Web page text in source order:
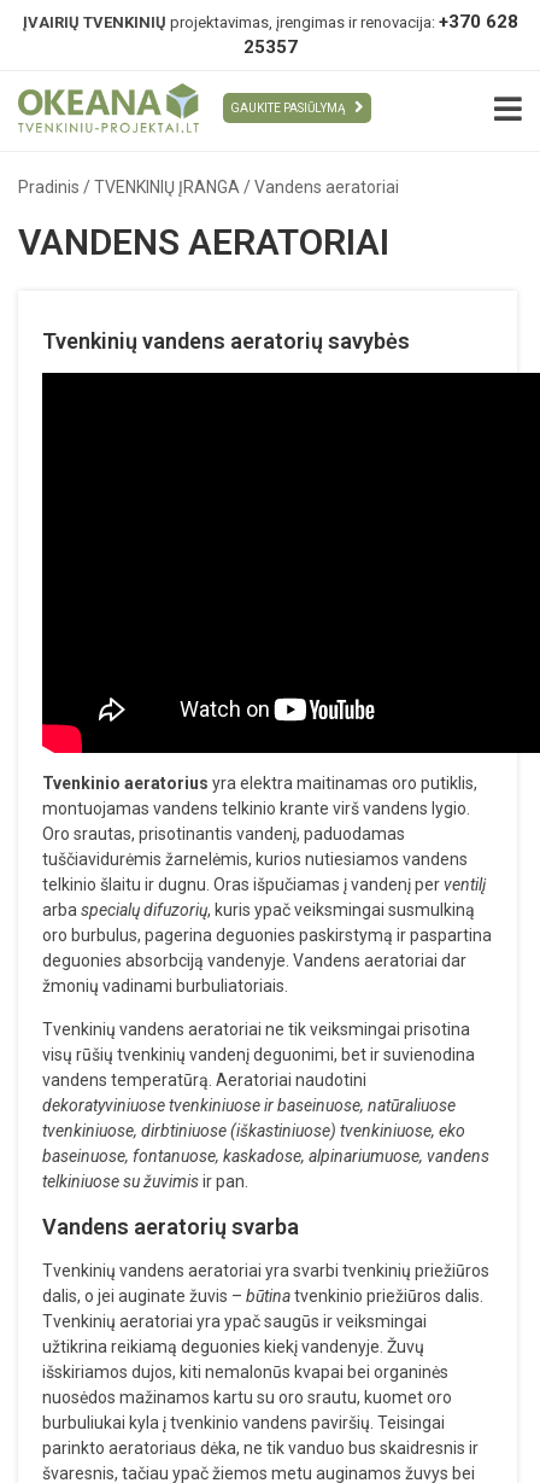
ĮVAIRIŲ TVENKINIŲ projektavimas, įrengimas ir renovacija: +370 628
25357
GAUKITE PASIŪLYMĄ
Pradinis /TVENKINIŲ ĮRANGA /Vandens aeratoriai
VANDENS AERATORIAI
Tvenkinių vandens aeratorių savybės
Tvenkinio aeratorius yra elektra maitinamas oro putiklis,
montuojamas vandens telkinio krante virš vandens lygio.
Oro srautas, prisotinantis vandenį, paduodamas
tuščiavidurėmis žarnelėmis, kurios nutiesiamos vandens
telkinio šlaitu ir dugnu. Oras išpučiamas į vandenį perventilį
arba specialų difuzorių, kuris ypač veiksmingai susmulkiną
oro burbulus, pagerina deguonies paskirstymą ir paspartina
deguonies absorbciją vandenyje. Vandens aeratoriai dar
žmonių vadinami burbuliatoriais.
Tvenkinių vandens aeratoriai ne tik veiksmingai prisotina
visų rūšių tvenkinių vandenį deguonimi, bet ir suvienodina
vandens temperatūrą. Aeratoriai naudotini
dekoratyviniuose tvenkiniuose ir baseinuose, natūraliuose
tvenkiniuose, dirbtiniuose (iškastiniuose) tvenkiniuose, eko
baseinuose, fontanuose, kaskadose, alpinariumuose, vandens
telkiniuose su žuvimisir pan.
Vandens aeratorių svarba
Tvenkinių vandens aeratoriai yra svarbi tvenkinių priežiūros
dalis, o jei auginate žuvis – būtinatvenkinio priežiūros dalis.
Tvenkinių aeratoriai yra ypač saugūs ir veiksmingai
užtikrina reikiamą deguonies kiekį vandenyje. Žuvų
išskiriamos dujos, kiti nemalonūs kvapai bei organinės
nuosėdos mažinamos kartu su oro srautu, kuomet oro
burbuliukai kyla į tvenkinio vandens paviršių. Teisingai
parinkto aeratoriaus dėka, ne tik vanduo bus skaidresnis ir
švaresnis, tačiau ypač žiemos metu auginamos žuvys bei